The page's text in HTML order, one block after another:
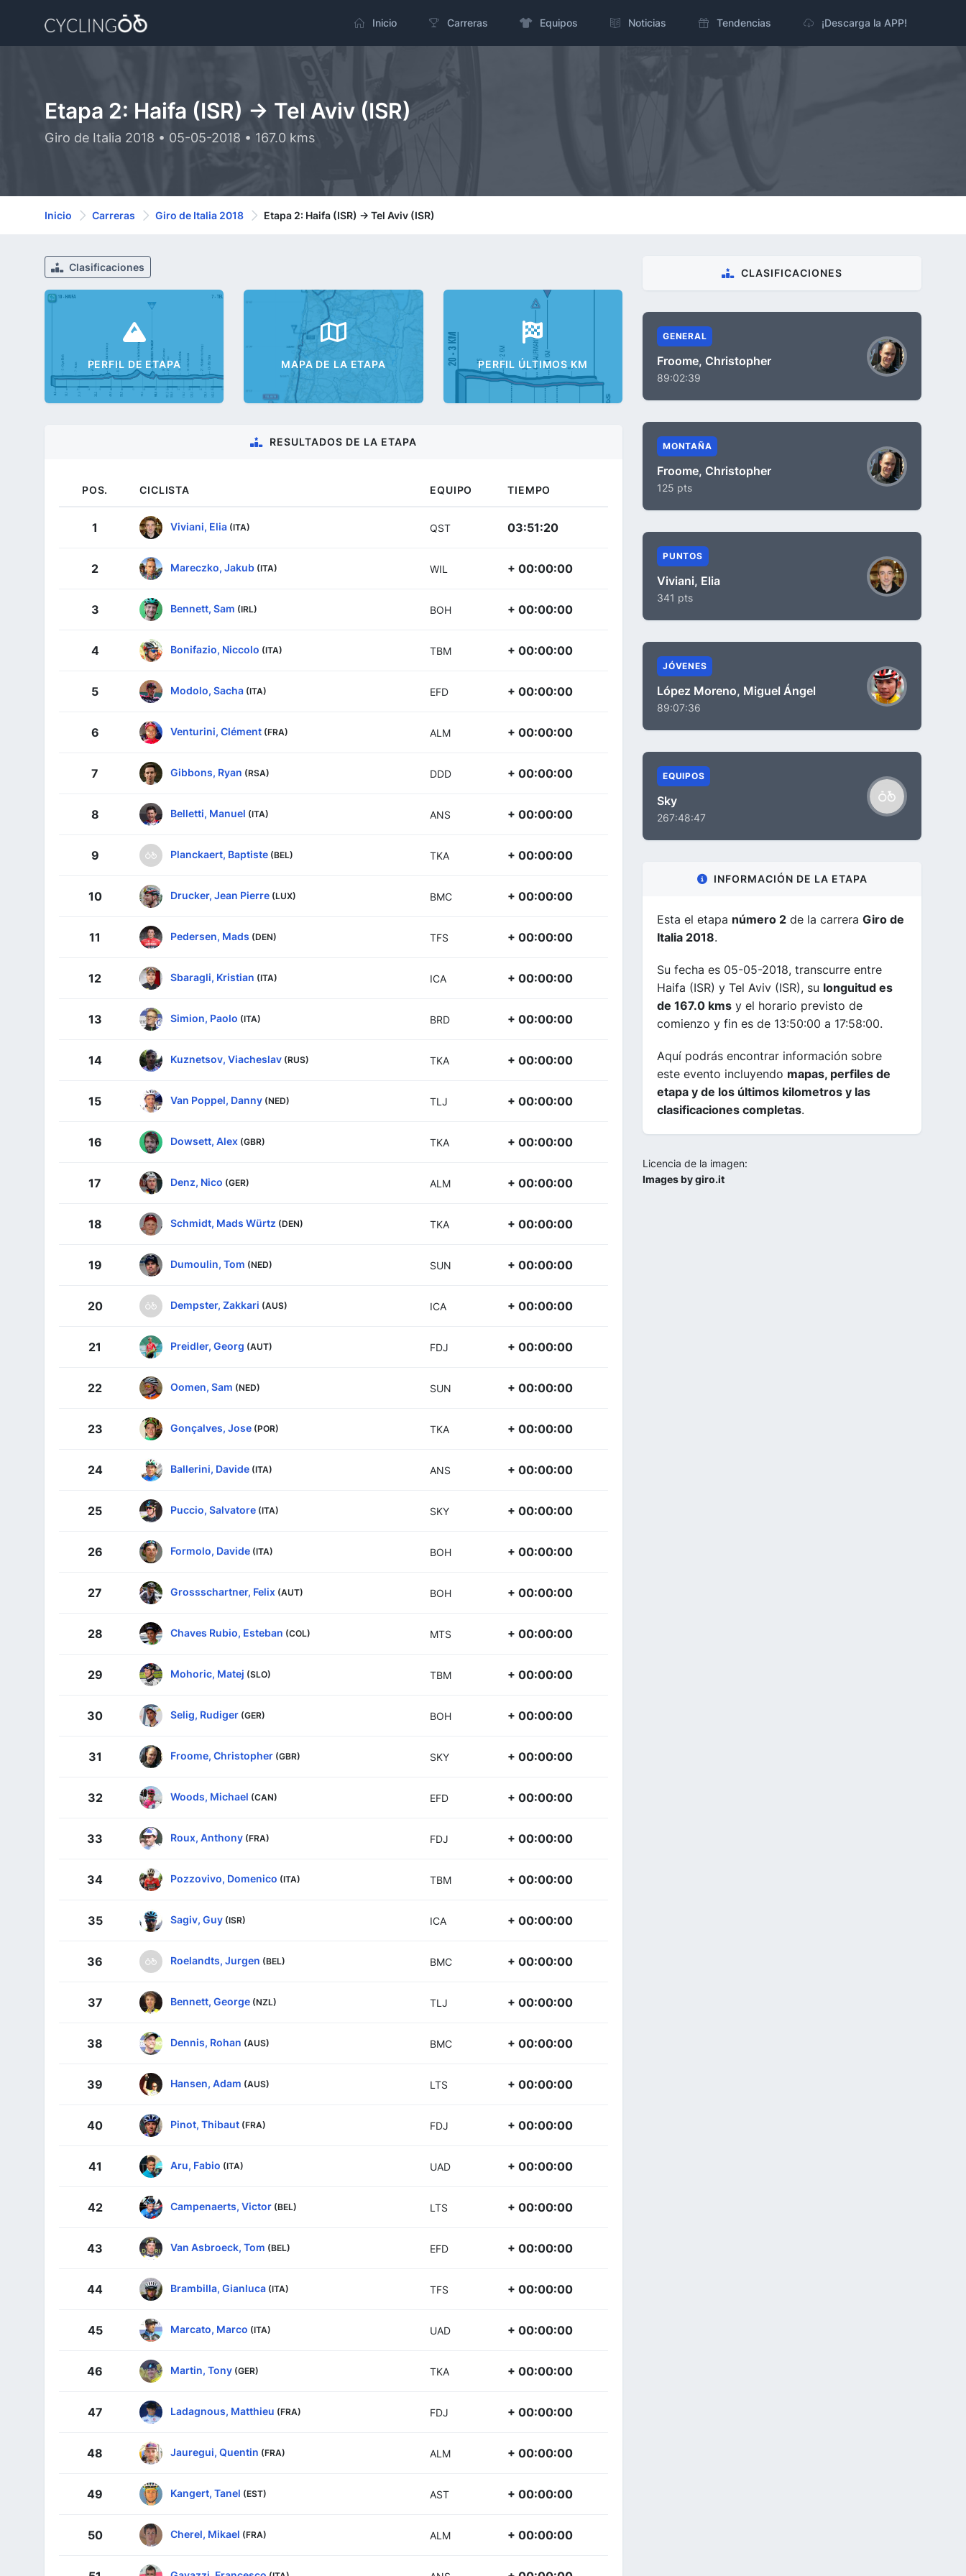
Inicio Carreras Equipos Noticias Tendencias ¡Descarga la APP!
Etapa 2: Haifa (ISR) -> Tel Aviv (ISR)
Giro de Italia 2018 • 05-05-2018 • 167.0 kms
Inicio Carreras Giro de Italia 2018 Etapa 2: Haifa (ISR) -> Tel Aviv (ISR)
Clasificaciones
PERFIL DE ETAPA MAPA DE LA ETAPA PERFIL ÚLTIMOS KM
RESULTADOS DE LA ETAPA
POS. CICLISTA EQUIPO TIEMPO
1 Viviani, Elia (ITA) QST 03:51:20
2 Mareczko, Jakub (ITA) WIL + 00:00:00
3 Bennett, Sam (IRL) BOH + 00:00:00
4 Bonifazio, Niccolo (ITA) TBM + 00:00:00
5 Modolo, Sacha (ITA) EFD + 00:00:00
6 Venturini, Clément (FRA) ALM + 00:00:00
7 Gibbons, Ryan (RSA) DDD + 00:00:00
8 Belletti, Manuel (ITA) ANS + 00:00:00
9 Planckaert, Baptiste (BEL) TKA + 00:00:00
10 Drucker, Jean Pierre (LUX) BMC + 00:00:00
11 Pedersen, Mads (DEN) TFS + 00:00:00
12 Sbaragli, Kristian (ITA) ICA + 00:00:00
13 Simion, Paolo (ITA) BRD + 00:00:00
14 Kuznetsov, Viacheslav (RUS) TKA + 00:00:00
15 Van Poppel, Danny (NED) TLJ + 00:00:00
16 Dowsett, Alex (GBR) TKA + 00:00:00
17 Denz, Nico (GER) ALM + 00:00:00
18 Schmidt, Mads Würtz (DEN) TKA + 00:00:00
19 Dumoulin, Tom (NED) SUN + 00:00:00
20 Dempster, Zakkari (AUS) ICA + 00:00:00
21 Preidler, Georg (AUT) FDJ + 00:00:00
22 Oomen, Sam (NED) SUN + 00:00:00
23 Gonçalves, Jose (POR) TKA + 00:00:00
24 Ballerini, Davide (ITA) ANS + 00:00:00
25 Puccio, Salvatore (ITA) SKY + 00:00:00
26 Formolo, Davide (ITA) BOH + 00:00:00
27 Grossschartner, Felix (AUT) BOH + 00:00:00
28 Chaves Rubio, Esteban (COL) MTS + 00:00:00
29 Mohoric, Matej (SLO) TBM + 00:00:00
30 Selig, Rudiger (GER) BOH + 00:00:00
31 Froome, Christopher (GBR) SKY + 00:00:00
32 Woods, Michael (CAN) EFD + 00:00:00
33 Roux, Anthony (FRA) FDJ + 00:00:00
34 Pozzovivo, Domenico (ITA) TBM + 00:00:00
35 Sagiv, Guy (ISR) ICA + 00:00:00
36 Roelandts, Jurgen (BEL) BMC + 00:00:00
37 Bennett, George (NZL) TLJ + 00:00:00
38 Dennis, Rohan (AUS) BMC + 00:00:00
39 Hansen, Adam (AUS) LTS + 00:00:00
40 Pinot, Thibaut (FRA) FDJ + 00:00:00
41 Aru, Fabio (ITA) UAD + 00:00:00
42 Campenaerts, Victor (BEL) LTS + 00:00:00
43 Van Asbroeck, Tom (BEL) EFD + 00:00:00
44 Brambilla, Gianluca (ITA) TFS + 00:00:00
45 Marcato, Marco (ITA) UAD + 00:00:00
46 Martin, Tony (GER) TKA + 00:00:00
47 Ladagnous, Matthieu (FRA) FDJ + 00:00:00
48 Jauregui, Quentin (FRA) ALM + 00:00:00
49 Kangert, Tanel (EST) AST + 00:00:00
50 Cherel, Mikael (FRA) ALM + 00:00:00
CLASIFICACIONES
GENERAL
Froome, Christopher
89:02:39
MONTAÑA
Froome, Christopher
125 pts
PUNTOS
Viviani, Elia
341 pts
JÓVENES
López Moreno, Miguel Ángel
89:07:36
EQUIPOS
Sky
267:48:47
INFORMACIÓN DE LA ETAPA
Esta el etapa número 2 de la carrera Giro de
Italia 2018.
Su fecha es 05-05-2018, transcurre entre
Haifa (ISR) y Tel Aviv (ISR), su longuitud es
de 167.0 kms y el horario previsto de
comienzo y fin es de 13:50:00 a 17:58:00.
Aquí podrás encontrar información sobre
este evento incluyendo mapas, perfiles de
etapa y de los últimos kilometros y las
clasificaciones completas.
Licencia de la imagen:
Images by giro.it